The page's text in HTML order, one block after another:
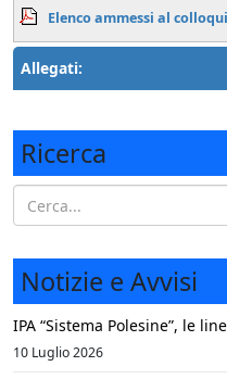
Allegati:
Elenco ammessi al
Ricerca
Notizie e Avvisi
IPA “Sistema Polesine”, le
10 Luglio 2026